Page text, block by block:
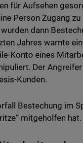
für Aufsehen
Person Zugang zu
dann
Jahres warnte ein
Konto eines
Der
Kunden.
Bestechung im
mitgeholfen hat.